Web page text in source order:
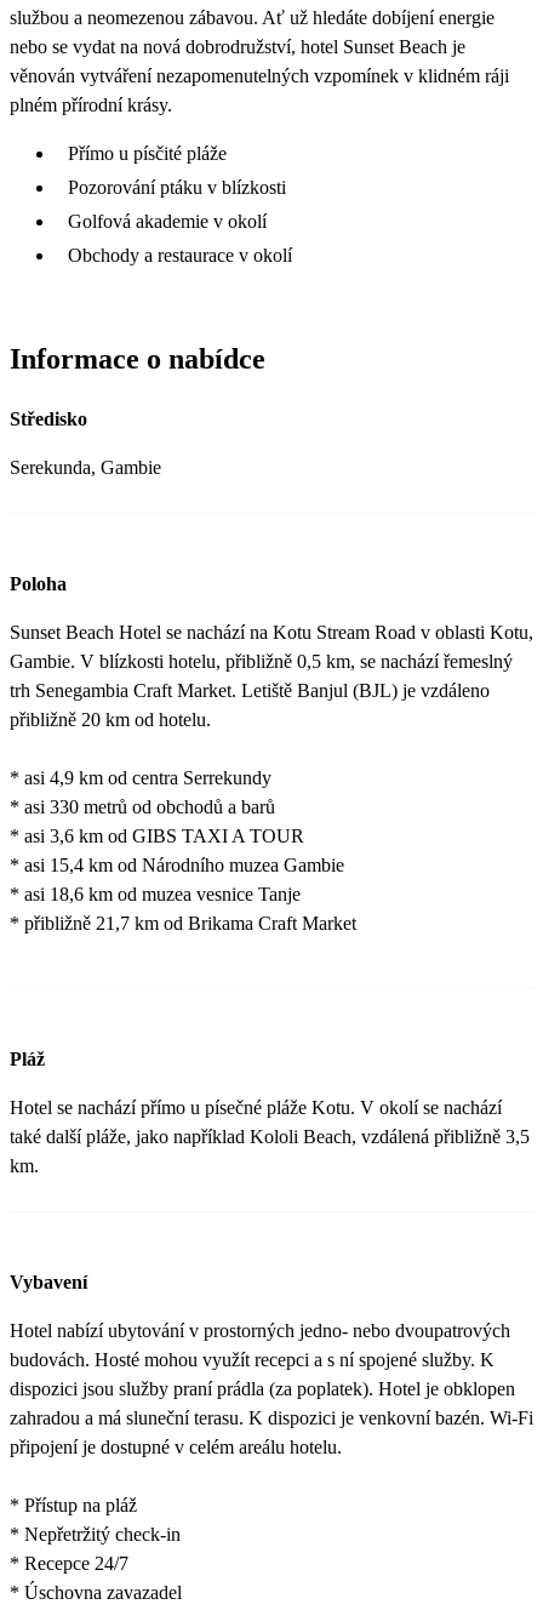
službou a neomezenou zábavou. Ať už hledáte dobíjení energie
nebo se vydat na nová dobrodružství, hotel Sunset Beach je
věnován vytváření nezapomenutelných vzpomínek v klidném ráji
plném přírodní krásy.
Přímo u písčité pláže
Pozorování ptáku v blízkosti
Golfová akademie v okolí
Obchody a restaurace v okolí
Informace o nabídce
Středisko
Serekunda, Gambie
Poloha
Sunset Beach Hotel se nachází na Kotu Stream Road v oblasti Kotu,
Gambie. V blízkosti hotelu, přibližně 0,5 km, se nachází řemeslný
trh Senegambia Craft Market. Letiště Banjul (BJL) je vzdáleno
přibližně 20 km od hotelu.
* asi 4,9 km od centra Serrekundy
* asi 330 metrů od obchodů a barů
* asi 3,6 km od GIBS TAXI A TOUR
* asi 15,4 km od Národního muzea Gambie
* asi 18,6 km od muzea vesnice Tanje
* přibližně 21,7 km od Brikama Craft Market
Pláž
Hotel se nachází přímo u písečné pláže Kotu. V okolí se nachází
také další pláže, jako například Kololi Beach, vzdálená přibližně 3,5
km.
Vybavení
Hotel nabízí ubytování v prostorných jedno- nebo dvoupatrových
budovách. Hosté mohou využít recepci a s ní spojené služby. K
dispozici jsou služby praní prádla (za poplatek). Hotel je obklopen
zahradou a má sluneční terasu. K dispozici je venkovní bazén. Wi-Fi
připojení je dostupné v celém areálu hotelu.
* Přístup na pláž
* Nepřetržitý check-in
* Recepce 24/7
* Úschovna zavazadel